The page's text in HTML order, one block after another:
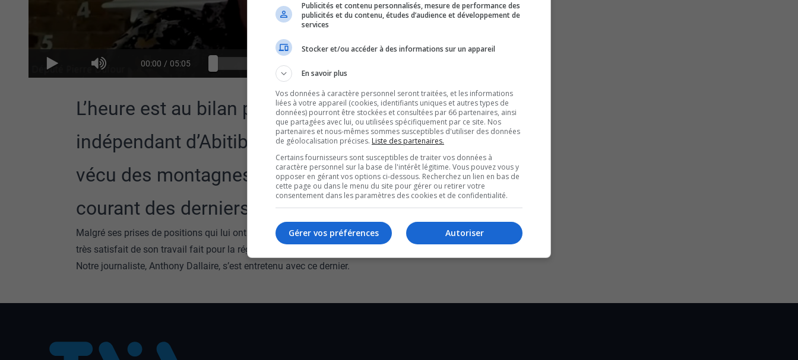
00:00 / 05:05
L’heure est au bilan pour le député
indépendant d’Abitibi-Est, Pierre Dufour, qui a
vécu des montagnes russes politiques au
courant des derniers mois.
Malgré ses prises de positions qui lui ont valu d’être exclu du gouvernement, ce dernier se dit
très satisfait de son travail fait pour la région.
Notre journaliste, Anthony Dallaire, s’est entretenu avec ce dernier.
Publicités et contenu personnalisés, mesure de performance des
publicités et du contenu, études d’audience et développement de
services
Stocker et/ou accéder à des informations sur un appareil
En savoir plus
Vos données à caractère personnel seront traitées, et les informations
liées à votre appareil (cookies, identifiants uniques et autres types de
données) pourront être stockées et consultées par 66 partenaires, ainsi
que partagées avec lui, ou utilisées spécifiquement par ce site. Nos
partenaires et nous-mêmes sommes susceptibles d'utiliser des données
de géolocalisation précises. Liste des partenaires.
Certains fournisseurs sont susceptibles de traiter vos données à
caractère personnel sur la base de l'intérêt légitime. Vous pouvez vous y
opposer en gérant vos options ci-dessous. Recherchez un lien en bas de
cette page ou dans le menu du site pour gérer ou retirer votre
consentement dans les paramètres des cookies et de confidentialité.
Autoriser
Gérer vos préférences